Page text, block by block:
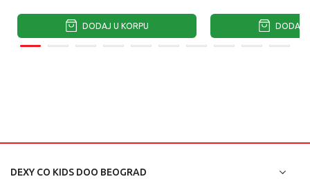
DODAJ U KORPU DODAJ
DEXY CO KIDS DOO BEOGRAD